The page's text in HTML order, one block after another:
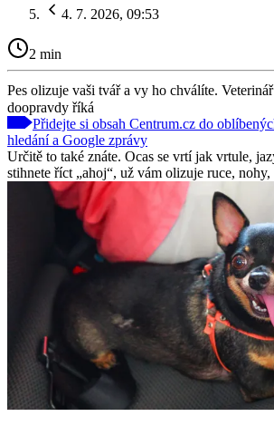
4. 7. 2026, 09:53
2 min
Pes olizuje vaši tvář a vy ho chválíte.
doopravdy říká
Přidejte si obsah Centrum.cz do
hledání a Google zprávy
Určitě to také znáte. Ocas se vrtí jak vrtule,
stihnete říct „ahoj“, už vám olizuje ruce,